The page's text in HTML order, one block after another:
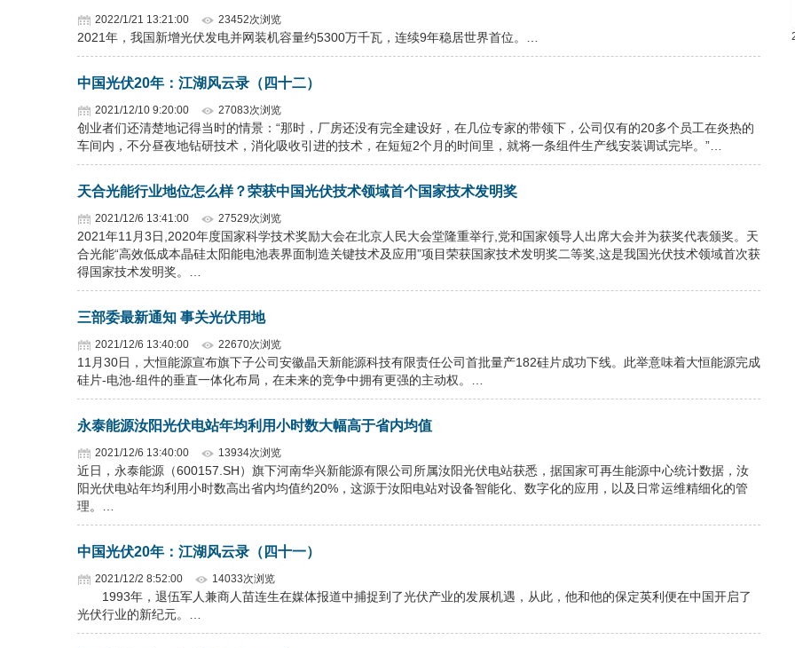
2022/1/21 13:21:00 23452次浏览
2021年，我国新增光伏发电并网装机容量约5300万千瓦，连续9年稳居世界首位。…
中国光伏20年：江湖风云录（四十二）
2021/12/10 9:20:00 27083次浏览
创业者们还清楚地记得当时的情景：“那时，厂房还没有完全建设好，在几位专家的带领下，公司仅有的20多个员工在炎热的
车间内，不分昼夜地钻研技术，消化吸收引进的技术，在短短2个月的时间里，就将一条组件生产线安装调试完毕。”…
天合光能行业地位怎么样？荣获中国光伏技术领域首个国家技术发明奖
2021/12/6 13:41:00 27529次浏览
2021年11月3日,2020年度国家科学技术奖励大会在北京人民大会堂隆重举行,党和国家领导人出席大会并为获奖代表颁奖。天
合光能“高效低成本晶硅太阳能电池表界面制造关键技术及应用”项目荣获国家技术发明奖二等奖,这是我国光伏技术领域首次获
得国家技术发明奖。…
三部委最新通知 事关光伏用地
2021/12/6 13:40:00 22670次浏览
11月30日，大恒能源宣布旗下子公司安徽晶天新能源科技有限责任公司首批量产182硅片成功下线。此举意味着大恒能源完成
硅片-电池-组件的垂直一体化布局，在未来的竞争中拥有更强的主动权。…
永泰能源汝阳光伏电站年均利用小时数大幅高于省内均值
2021/12/6 13:40:00 13934次浏览
近日，永泰能源（600157.SH）旗下河南华兴新能源有限公司所属汝阳光伏电站获悉，据国家可再生能源中心统计数据，汝
阳光伏电站年均利用小时数高出省内均值约20%，这源于汝阳电站对设备智能化、数字化的应用，以及日常运维精细化的管
理。…
中国光伏20年：江湖风云录（四十一）
2021/12/2 8:52:00 14033次浏览
1993年，退伍军人兼商人苗连生在媒体报道中捕捉到了光伏产业的发展机遇，从此，他和他的保定英利便在中国开启了
光伏行业的新纪元。…